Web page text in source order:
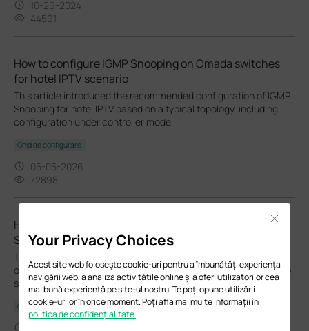
10-29-2024
44591
How to configure IGMP Snooping on Omada switches
for hotel IPTV scenario
This article introduced the recommended configuration of IGMP
Snooping for hotel IPTV based on a typical topology, including
configuration under controller mode.
Ghid de configurare
05-05-2026
72898
How to Troubleshoot No Internet Issue on Omada
Switch
This article will list a few simple steps about how to do a check
on the switch when the switch has no Internet access and try to
solve the problem.
Ghid de depanare
Your Privacy Choices
Acest site web folosește cookie-uri pentru a îmbunătăți experiența
navigării web, a analiza activitățile online și a oferi utilizatorilor cea
mai bună experiență pe site-ul nostru. Te poți opune utilizării
cookie-urilor în orice moment. Poți afla mai multe informații în
politica de confidențialitate.
Close